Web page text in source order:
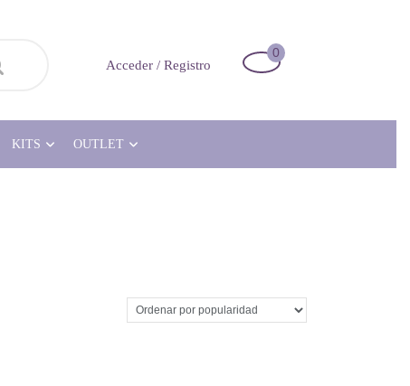
Acceder / Registro Acceder
Carrito
0
KITS OUTLET